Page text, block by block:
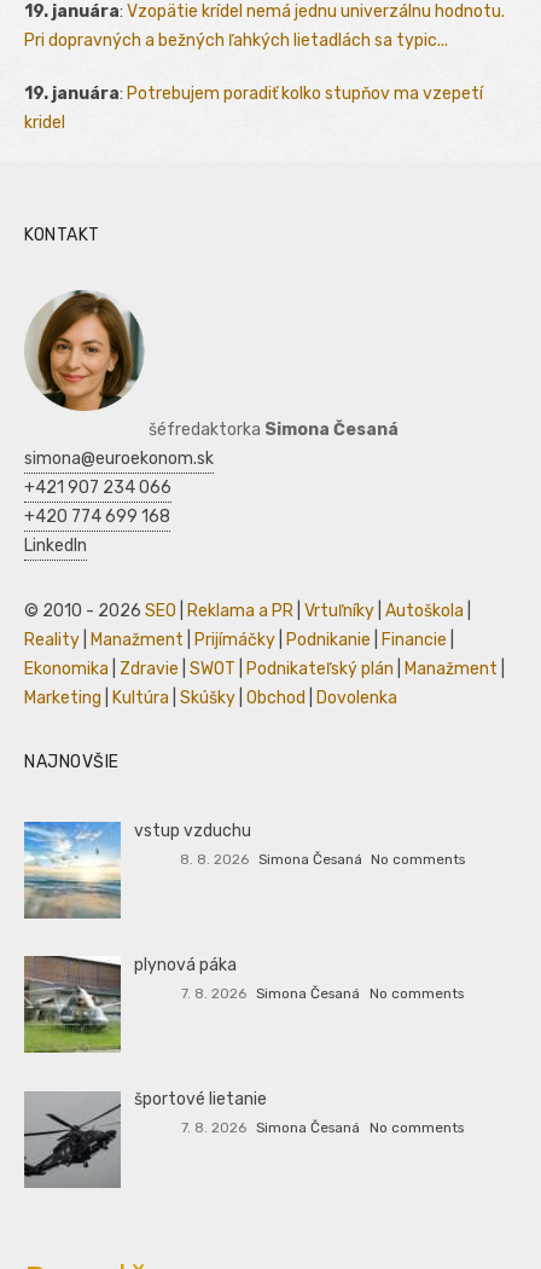
19. januára: Vzopätie krídel nemá jednu univerzálnu hodnotu.
Pri dopravných a bežných ľahkých lietadlách sa typic...
19. januára: Potrebujem poradiť kolko stupňov ma vzepetí
kridel
KONTAKT
šéfredaktorka Simona Česaná
simona@euroekonom.sk
+421 907 234 066
+420 774 699 168
LinkedIn
© 2010 - 2026 SEO Reklama a PR Vrtuľníky Autoškola
Reality
Manažment Prijímáčky Podnikanie Financie
Ekonomika
Zdravie SWOT Podnikateľský plán Manažment
Marketing
Kultúra Skúšky Obchod Dovolenka
NAJNOVŠIE
vstup vzduchu
8. 8. 2026 Simona Česaná No comments
plynová páka
7. 8. 2026 Simona Česaná No comments
športové lietanie
7. 8. 2026 Simona Česaná No comments